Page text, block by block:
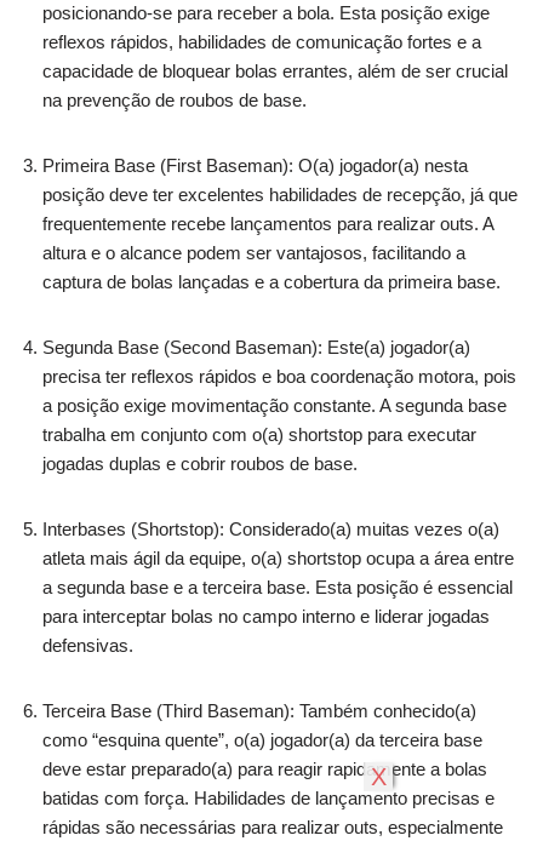
posicionando-se para receber a bola. Esta posição exige
reflexos rápidos, habilidades de comunicação fortes e a
capacidade de bloquear bolas errantes, além de ser crucial
na prevenção de roubos de base.
Primeira Base (First Baseman): O(a) jogador(a) nesta
posição deve ter excelentes habilidades de recepção, já que
frequentemente recebe lançamentos para realizar outs. A
altura e o alcance podem ser vantajosos, facilitando a
captura de bolas lançadas e a cobertura da primeira base.
Segunda Base (Second Baseman): Este(a) jogador(a)
precisa ter reflexos rápidos e boa coordenação motora, pois
a posição exige movimentação constante. A segunda base
trabalha em conjunto com o(a) shortstop para executar
jogadas duplas e cobrir roubos de base.
Interbases (Shortstop): Considerado(a) muitas vezes o(a)
atleta mais ágil da equipe, o(a) shortstop ocupa a área entre
a segunda base e a terceira base. Esta posição é essencial
para interceptar bolas no campo interno e liderar jogadas
defensivas.
Terceira Base (Third Baseman): Também conhecido(a)
como “esquina quente”, o(a) jogador(a) da terceira base
deve estar preparado(a) para reagir rapidamente a bolas
batidas com força. Habilidades de lançamento precisas e
rápidas são necessárias para realizar outs, especialmente
X